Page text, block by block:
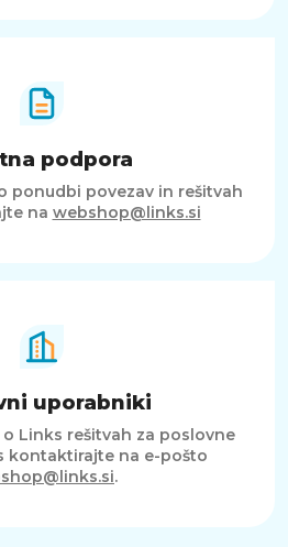
podpora
ponudbi povezav in rešitvah
na webshop@links.si
uporabniki
Links rešitvah za poslovne
kontaktirajte na e-pošto
.